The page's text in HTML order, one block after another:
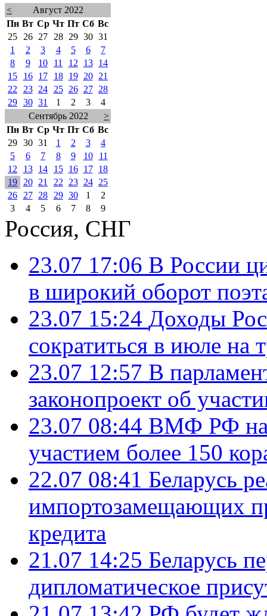
<
Август 2022
Пн Вт Ср Чт Пт Сб Вс
25
26 27 28 29 30 31
1
2 3 4 5 6
7
8
9 10 11 12 13
14
15
16 17 18 19 20
21
22
23 24 25 26 27
28
29 30 31 1 2 3
4
Сентябрь 2022
>
Пн Вт Ср Чт Пт Сб Вс
29 30 31 1 2 3
4
5
6 7 8 9 10
11
12
13 14 15 16 17
18
19
20 21 22 23 24
25
26
27 28 29 30 1
2
3
4 5 6 7 8 9
Россия, СНГ
23.07 17:06 В России
в широкий оборот
23.07 15:24 Доходы
сократиться в июле на
23.07 12:57 В
законопроект об
23.07 08:44 ВМФ РФ
участием более 150
22.07 08:41 Беларусь
импортозамещающих
кредита
21.07 14:25 Беларусь
дипломатическое